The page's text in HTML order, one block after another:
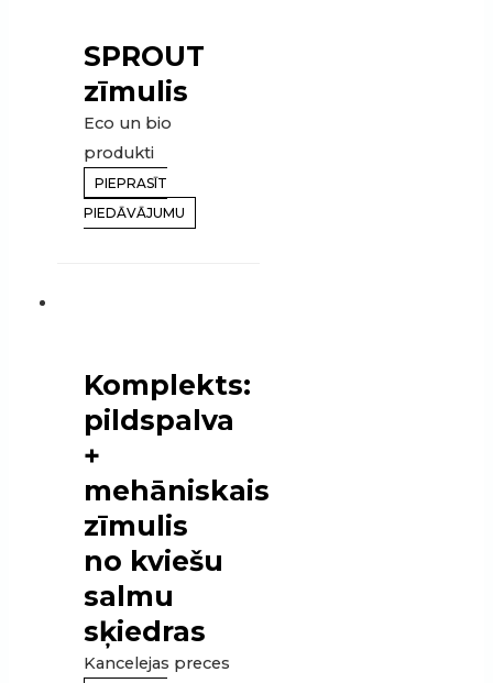
SPROUT
zīmulis
Eco un bio
produkti
PIEPRASĪT
PIEDĀVĀJUMU
Komplekts:
pildspalva
+
mehāniskais
zīmulis
no kviešu
salmu
sķiedras
Kancelejas preces